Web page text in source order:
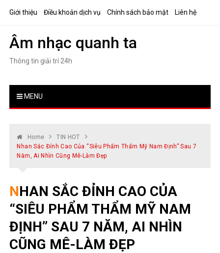
Giới thiệu Điều khoản dịch vụ Chính sách bảo mật Liên hệ
Âm nhạc quanh ta
Thông tin giải trí 24h
MENU
Home
TIN HOT
Nhan Sắc Đỉnh Cao Của “siêu Phẩm Thẩm Mỹ Nam Định” Sau 7
Năm, Ai Nhìn Cũng Mê-Làm Đẹp
NHAN SẮC ĐỈNH CAO CỦA
“SIÊU PHẨM THẨM MỸ NAM
ĐỊNH” SAU 7 NĂM, AI NHÌN
CŨNG MÊ-LÀM ĐẸP